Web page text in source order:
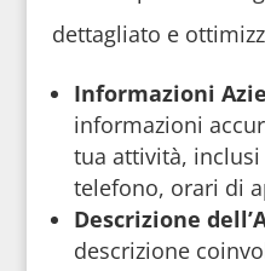
dettagliato e
Informazioni
informazioni
tua attività,
telefono, orari di
Descrizione
descrizione